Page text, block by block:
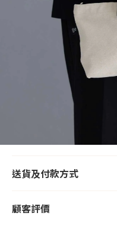
送貨及付款方式
顧客評價